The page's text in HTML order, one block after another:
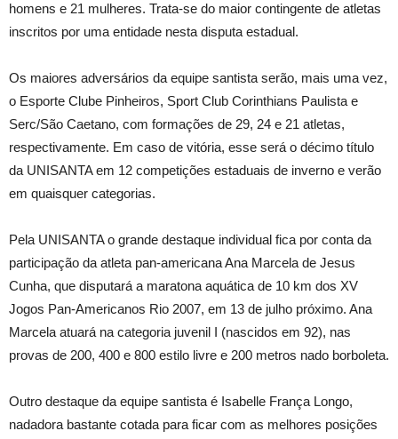
homens e 21 mulheres. Trata-se do maior contingente de atletas
inscritos por uma entidade nesta disputa estadual.
Os maiores adversários da equipe santista serão, mais uma vez,
o Esporte Clube Pinheiros, Sport Club Corinthians Paulista e
Serc/São Caetano, com formações de 29, 24 e 21 atletas,
respectivamente. Em caso de vitória, esse será o décimo título
da UNISANTA em 12 competições estaduais de inverno e verão
em quaisquer categorias.
Pela UNISANTA o grande destaque individual fica por conta da
participação da atleta pan-americana Ana Marcela de Jesus
Cunha, que disputará a maratona aquática de 10 km dos XV
Jogos Pan-Americanos Rio 2007, em 13 de julho próximo. Ana
Marcela atuará na categoria juvenil I (nascidos em 92), nas
provas de 200, 400 e 800 estilo livre e 200 metros nado borboleta.
Outro destaque da equipe santista é Isabelle França Longo,
nadadora bastante cotada para ficar com as melhores posições